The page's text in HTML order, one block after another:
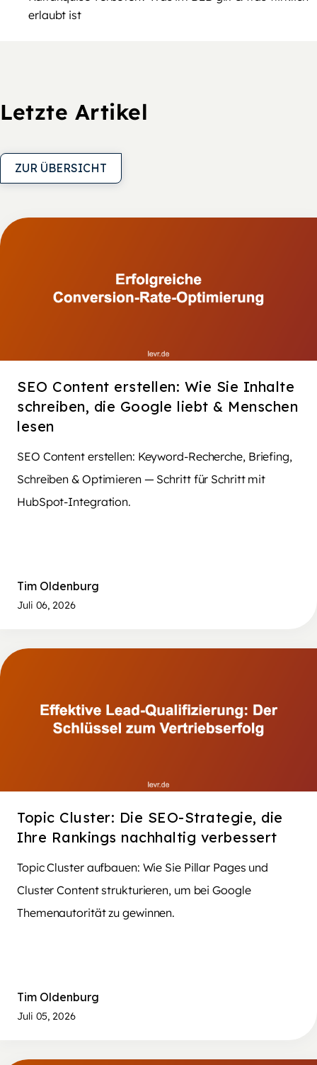
erlaubt ist
Letzte Artikel
ZUR ÜBERSICHT
SEO Content erstellen: Wie Sie Inhalte
schreiben, die Google liebt & Menschen
lesen
SEO Content erstellen: Keyword-Recherche, Briefing,
Schreiben & Optimieren — Schritt für Schritt mit
HubSpot-Integration.
Tim Oldenburg
Juli 06, 2026
Topic Cluster: Die SEO-Strategie, die
Ihre Rankings nachhaltig verbessert
Topic Cluster aufbauen: Wie Sie Pillar Pages und
Cluster Content strukturieren, um bei Google
Themenautorität zu gewinnen.
Tim Oldenburg
Juli 05, 2026